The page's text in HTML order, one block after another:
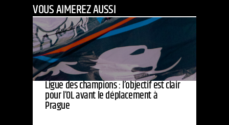
VOUS AIMEREZ AUSSI
Ligue des champions : l’objectif est clair
pour l’OL avant le déplacement à
Prague